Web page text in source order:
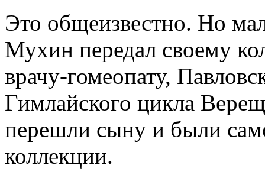
Это общеизвестно. Но
Мухин передал своему
врачу-гомеопату,
Гимлайского цикла
перешли сыну и были
коллекции.